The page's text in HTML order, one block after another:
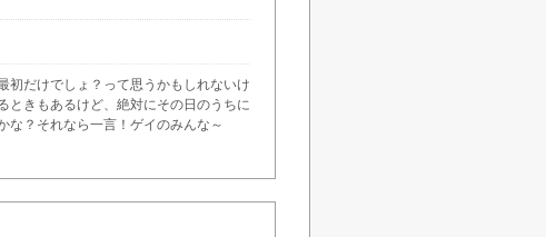
初だけでしょ？って思うかもしれないけ
ときもあるけど、絶対にその日のうちに
な？それなら一言！ゲイのみんな～